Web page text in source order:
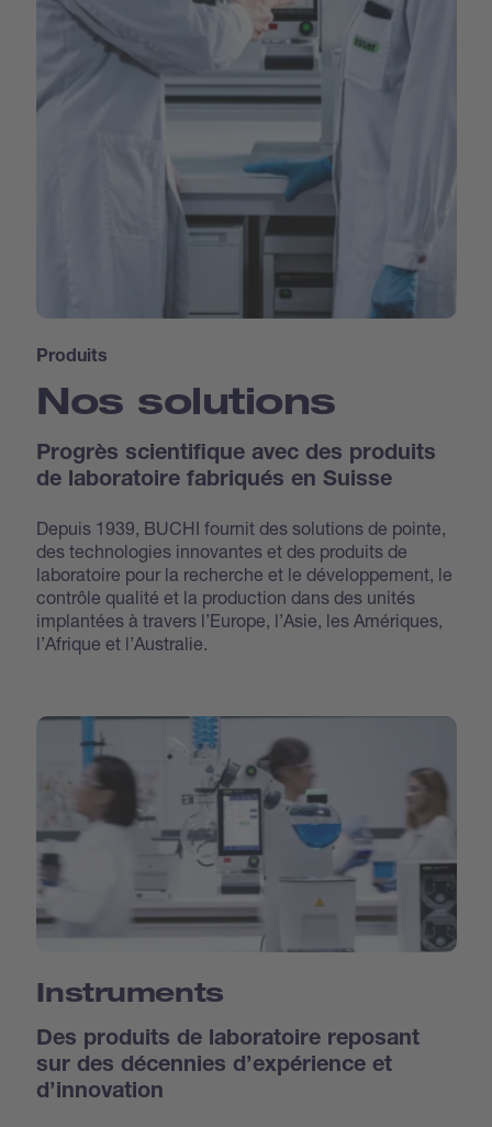
Produits
Nos solutions
Progrès scientifique avec des produits
de laboratoire fabriqués en Suisse
Depuis 1939, BUCHI fournit des solutions de pointe,
des technologies innovantes et des produits de
laboratoire pour la recherche et le développement, le
contrôle qualité et la production dans des unités
implantées à travers l’Europe, l’Asie, les Amériques,
l’Afrique et l’Australie.
Instruments
Des produits de laboratoire reposant
sur des décennies d’expérience et
d’innovation